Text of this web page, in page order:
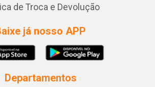
de Troca e Devolução
já nosso APP
Departamentos